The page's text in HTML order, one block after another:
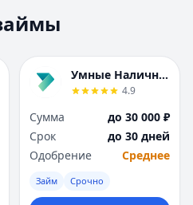
Набережные Челны
Нижний Новгород
Новокузнецк
Новосибирск
Омск
П
Набережные
Нижний Новгород
Новокузнецк
Новосибирск
Омск
Оренбург
П
Умные Наличные
4.9
Сумма
до 30 000 ₽
Срок
до 30 дней
Одобрение
Среднее
Займ Срочно